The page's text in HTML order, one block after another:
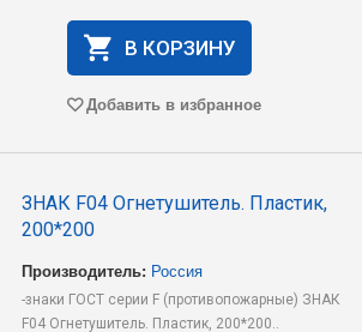
В КОРЗИНУ
Добавить в избранное
ЗНАК F04 Огнетушитель. Пластик,
200*200
Производитель: Россия
-знаки ГОСТ серии F (противопожарные) ЗНАК
F04 Огнетушитель. Пластик, 200*200..